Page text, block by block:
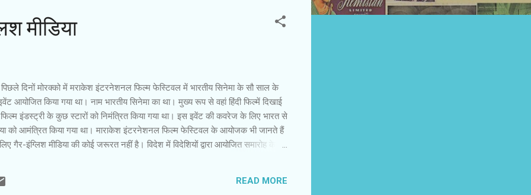
मीडिया
दिनों मोरक्को में मराकेश इंटरनेशनल फिल्म फेस्टिवल में भारतीय सिनेमा के सौ साल के
आयोजित किया गया था। नाम भारतीय सिनेमा का था। मुख्य रूप से वहां हिंदी फिल्में दिखाई
फिल्म इंडस्ट्री के कुछ स्टारों को निमंत्रित किया गया था। इस इवेंट की कवरेज के लिए भारत से
को आमंत्रित किया गया था। माराकेश इंटरनेशनल फिल्म फेस्टिवल के आयोजक भी जानते हैं
गैर-इंग्लिश मीडिया की कोई जरूरत नहीं है। विदेश में विदेशियों द्वारा आयोजित समारोह के
क्षेत्रों में कामकाज की भाषा इंग्लिश हो चुकी है। इंग्लिश को मिल रही प्राथमिकता से अनेक तरह
READ MORE